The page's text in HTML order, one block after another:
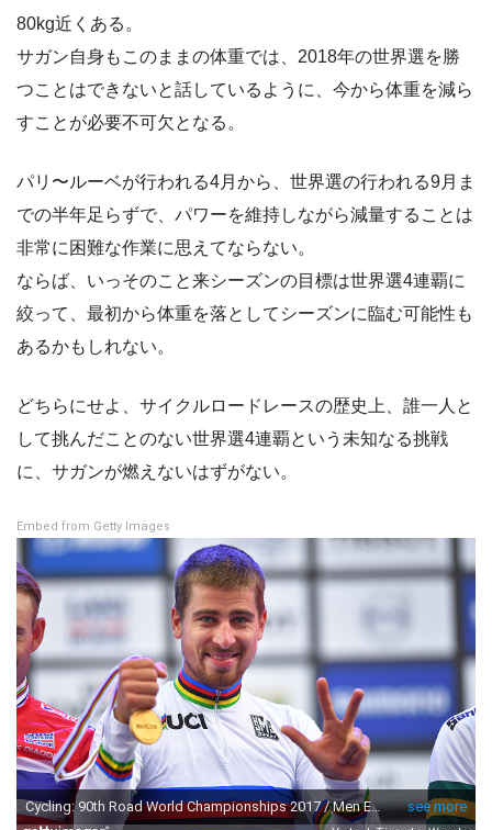
80kg近くある。
サガン自身もこのままの体重では、2018年の世界選を勝
つことはできないと話しているように、今から体重を減ら
すことが必要不可欠となる。
パリ〜ルーベが行われる4月から、世界選の行われる9月ま
での半年足らずで、パワーを維持しながら減量することは
非常に困難な作業に思えてならない。
ならば、いっそのこと来シーズンの目標は世界選4連覇に
絞って、最初から体重を落としてシーズンに臨む可能性も
あるかもしれない。
どちらにせよ、サイクルロードレースの歴史上、誰一人と
して挑んだことのない世界選4連覇という未知なる挑戦
に、サガンが燃えないはずがない。
Embed from Getty Images